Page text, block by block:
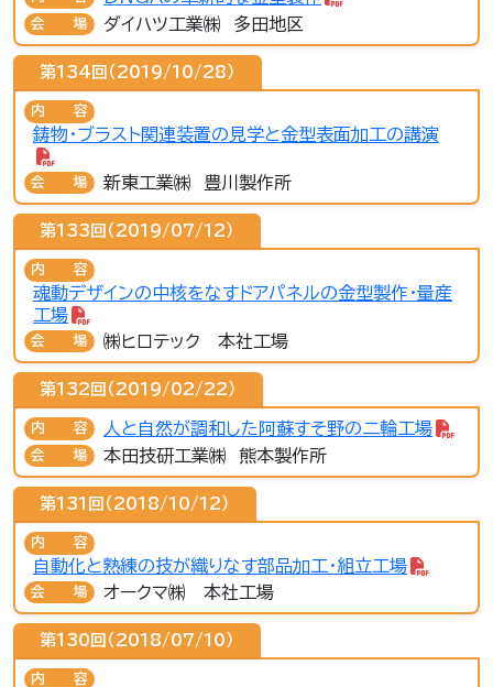
会場 ダイハツ工業㈱ 多田地区
第134回（2019/10/28）
内容
鋳物・ブラスト関連装置の見学と金型表面加工の講演
会場 新東工業㈱ 豊川製作所
第133回（2019/07/12）
内容
魂動デザインの中核をなすドアパネルの金型製作・量産
工場
会場 ㈱ヒロテック 本社工場
第132回（2019/02/22）
内容 人と自然が調和した阿蘇すそ野の二輪工場
会場 本田技研工業㈱ 熊本製作所
第131回（2018/10/12）
内容
自動化と熟練の技が織りなす部品加工・組立工場
会場 オークマ㈱ 本社工場
第130回（2018/07/10）
内容